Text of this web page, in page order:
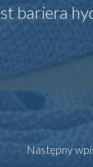
bariera
Następny